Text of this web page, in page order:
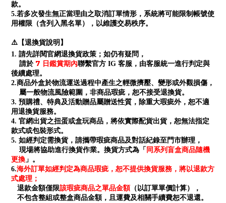
款。
5.若多次發生無正當理由之取消訂單情形，系統將可能限制帳號使
用權限（含列入黑名單），以維護交易秩序。
⚠️【退換貨說明】
1. 請先詳閱官網退換貨政策；如仍有疑問，
請於 7 日鑑賞期內聯繫官方 IG 客服，由客服統一進行判定與
後續處理。
2.商品外盒於物流運送過程中產生之輕微擠壓、變形或外觀損傷，
屬一般物流風險範圍，非商品瑕疵，恕不接受退換貨。
3. 預購禮、特典及活動贈品屬贈送性質，除重大瑕疵外，恕不適
用退換貨服務。
4. 官網出貨之扭蛋或盒玩商品，將依實際配貨出貨，恕無法指定
款式或包裝形式。
5. 如經判定需換貨，請攜帶瑕疵商品及對話紀錄至門市辦理，
現場將協助進行換貨作業。換貨方式為「 同系列盲盒商品隨機
更換 」。
6.海外訂單如經判定為商品瑕疵，恕不提供換貨服務，將以退款方
式處理；
退款金額僅限該瑕疵商品之單品金額（以訂單單價計算），
不包含整組或整盒商品金額，且運費及相關手續費恕不退還。